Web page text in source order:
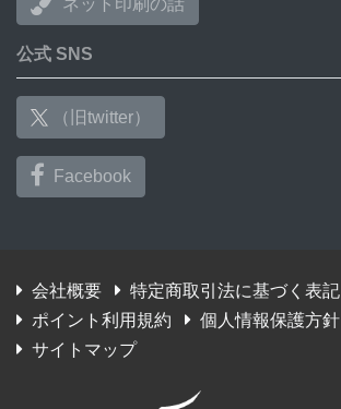
ネット印刷の話
公式 SNS
（旧twitter）
Facebook
会社概要 特定商取引法に基づく表記
ポイント利用規約
個人情報保護方針
サイトマップ